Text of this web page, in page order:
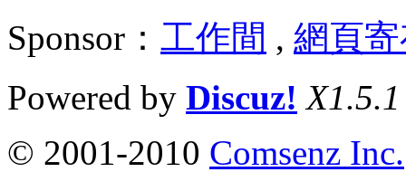
Sponsor： 工作間 , 網頁
Powered by Discuz! X1.5.1
© 2001-2010 Comsenz Inc.